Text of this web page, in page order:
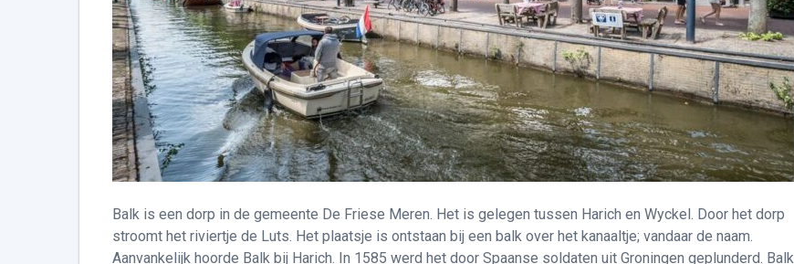
Balk is een dorp in de gemeente De Friese Meren. Het is gelegen tussen Harich en Wyckel. Door het dorp
stroomt het riviertje de Luts. Het plaatsje is ontstaan bij een balk over het kanaaltje; vandaar de naam.
Aanvankelijk hoorde Balk bij Harich. In 1585 werd het door Spaanse soldaten uit Groningen geplunderd. Balk